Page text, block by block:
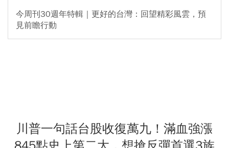
今周刊30週年特輯｜更好的台灣：回望精彩風雲，預
見前瞻行動
川普一句話台股收復萬九！滿血強漲